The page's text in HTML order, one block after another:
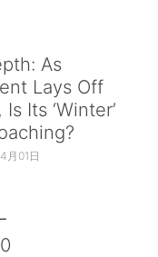
As
Lays Off
Its ‘Winter’
月01日